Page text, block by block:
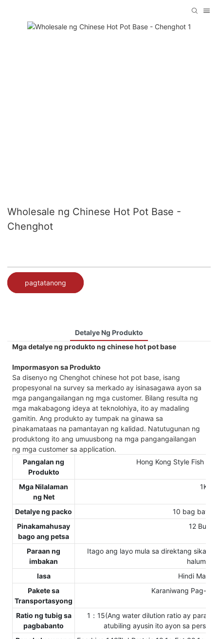
Wholesale ng Chinese Hot Pot Base -
Chenghot
pagtatanong
Detalye Ng Produkto
Mga detalye ng produkto ng chinese hot pot base
Impormasyon sa Produkto
Sa disenyo ng Chenghot chinese hot pot base, isang
propesyonal na survey sa merkado ay isinasagawa ayon sa
mga pangangailangan ng mga customer. Bilang resulta ng
mga makabagong ideya at teknolohiya, ito ay madaling
gamitin. Ang produkto ay tumpak na ginawa sa
pinakamataas na pamantayan ng kalidad. Natutugunan ng
produktong ito ang umuusbong na mga pangangailangan
ng mga customer sa application.
Pangalan ng
Produkto
Hong Kong Style Fish
Mga Nilalaman
ng Net
1Ka
Detalye ng packo
10 bag
Pinakamahusay
bago ang petsa
12
Paraan ng
imbakan
Itago ang layo mula sa direktang sikat
lasa
Hindi
Pakete sa
Transportasyong
Karaniwang Pag-
Ratio ng tubig sa
pagbabanto
1：15(Ang water dilution ratio ay para
atubiling ayusin ito ayon sa